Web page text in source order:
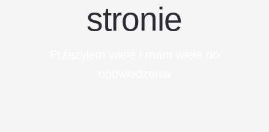
stronie